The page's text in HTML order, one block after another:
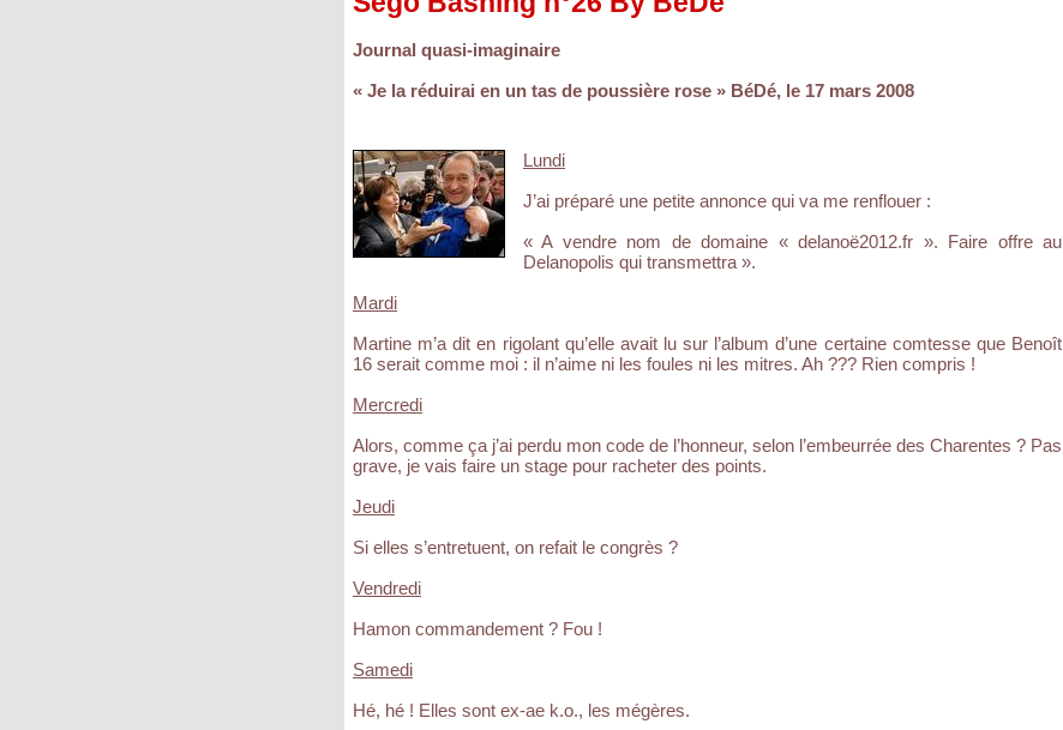
Journal quasi-imaginaire
« Je la réduirai en un tas de poussière rose » BéDé, le 17 mars 2008
Lundi
J’ai préparé une petite annonce qui va me renflouer :
« A vendre nom de domaine « delanoë2012.fr ». Faire offre au
Delanopolis qui transmettra ».
Mardi
Martine m’a dit en rigolant qu’elle avait lu sur l’album d’une certaine comtesse que Benoît
16 serait comme moi : il n’aime ni les foules ni les mitres. Ah ??? Rien compris !
Mercredi
Alors, comme ça j’ai perdu mon code de l’honneur, selon l’embeurrée des Charentes ? Pas
grave, je vais faire un stage pour racheter des points.
Jeudi
Si elles s’entretuent, on refait le congrès ?
Vendredi
Hamon commandement ? Fou !
Samedi
Hé, hé ! Elles sont ex-ae k.o., les mégères.